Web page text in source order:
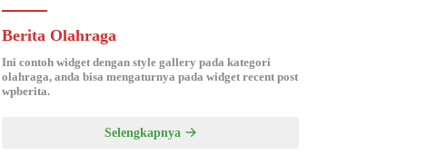
Berita Olahraga
Ini contoh widget dengan style gallery pada kategori
olahraga, anda bisa mengaturnya pada widget recent post
wpberita.
Selengkapnya